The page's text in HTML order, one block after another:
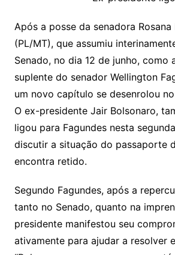
Li
n
k
A
p
p
a
m
s
a
g
e
o
k.
c
o
m
p
e
o
o
M
ai
l
a
d
s
l
Após a posse da senadora
(PL/MT), que assumiu
Senado, no dia 12 de junho, como
suplente do senador Wellington
um novo capítulo se desenrolou
O ex-presidente Jair Bolsonaro,
ligou para Fagundes nesta
discutir a situação do passaporte
encontra retido.
Segundo Fagundes, após a
tanto no Senado, quanto na
presidente manifestou seu
ativamente para ajudar a resolver